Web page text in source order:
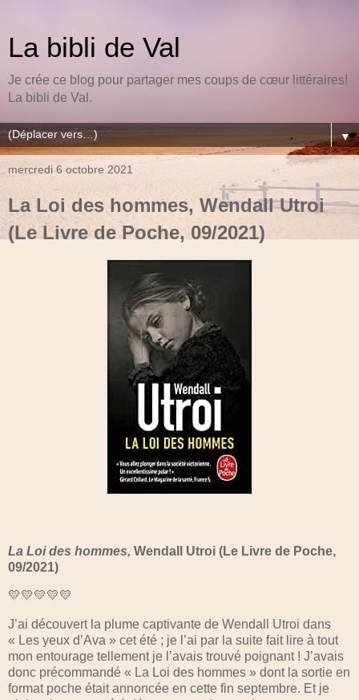
La bibli de Val
Je crée ce blog pour partager mes coups de cœur littéraires!
La bibli de Val.
▼
mercredi 6 octobre 2021
La Loi des hommes, Wendall Utroi
(Le Livre de Poche, 09/2021)
La Loi des hommes, Wendall Utroi (Le Livre de Poche,
09/2021)
💛💛💛💛💛
J’ai découvert la plume captivante de Wendall Utroi dans
« Les yeux d’Ava » cet été ; je l’ai par la suite fait lire à tout
mon entourage tellement je l’avais trouvé poignant ! J’avais
donc précommandé « La Loi des hommes » dont la sortie en
format poche était annoncée en cette fin septembre. Et je